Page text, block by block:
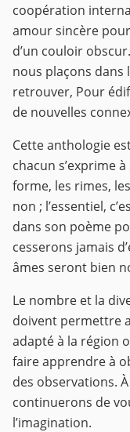
coopération
amour sincère
d’un couloir
nous plaçons dans
retrouver, Pour
de nouvelles
Cette anthologie
chacun s’exprime
forme, les rimes,
non ; l’essentiel,
dans son poème
cesserons jamais
âmes seront bien
Le nombre et la
doivent permettre
adapté à la région
faire apprendre à
des observations.
continuerons de
l’imagination.